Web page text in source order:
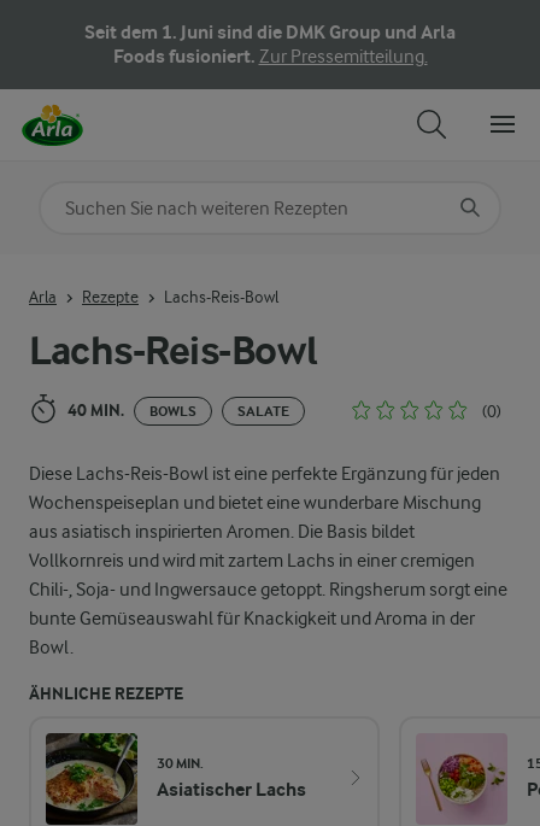
Seit dem 1. Juni sind die DMK Group und Arla
Foods fusioniert. Zur Pressemitteilung.
Lachs-Reis-Bowl
40 MIN. BOWLS SALATE (0)
Diese Lachs-Reis-Bowl ist eine perfekte Ergänzung für jeden
Wochenspeiseplan und bietet eine wunderbare Mischung
aus asiatisch inspirierten Aromen. Die Basis bildet
Vollkornreis und wird mit zartem Lachs in einer cremigen
Chili-, Soja- und Ingwersauce getoppt. Ringsherum sorgt eine
bunte Gemüseauswahl für Knackigkeit und Aroma in der
Bowl.
ÄHNLICHE REZEPTE
30 MIN.
Asiatischer Lachs
Arla Rezepte Lachs-Reis-Bowl
Nach Kategorie suchen